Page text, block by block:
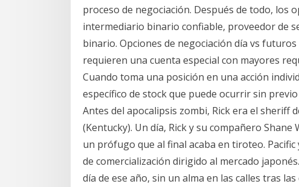
proceso de negociación. Después de todo, los
intermediario binario confiable, proveedor de
binario. Opciones de negociación día vs
requieren una cuenta especial con mayores
Cuando toma una posición en una acción
específico de stock que puede ocurrir sin
Antes del apocalipsis zombi, Rick era el sheriff
(Kentucky). Un día, Rick y su compañero
un prófugo que al final acaba en tiroteo.
de comercialización dirigido al mercado
día de ese año, sin un alma en las calles tras